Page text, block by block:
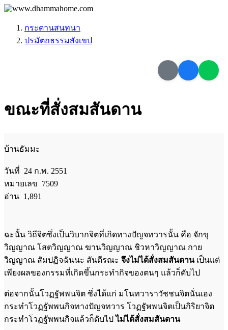
กระดานสนทนา
ปรมัตถธรรมสังเขป
ขณะที่สั่งสมสันดาน
บ้านธัมมะ
วันที่ 24 ก.พ. 2551
หมายเลข 7509
อ่าน 1,891
ฉะนั้น วิถีจิตซึ่งเป็นวิบากจิตที่เกิดทางปัญจทวารนั้น คือ จักขุ
วิญญาณ โสตวิญญาณ ฆานวิญญาณ ชิวหาวิญญาณ กาย
วิญญาณ สัมปฏิจฉันนะ สันตีรณะ จึงไม่ได้สั่งสมสันดานเป็นแต่
เพียงผลของกรรมที่เกิดขึ้นกระทำกิจของตนๆ แล้วก็ดับไป
ต่อจากนั้นโวฏฐัพพนจิต ซึ่งได้แก่ มโนทวาราวัชชนจิตนั่นเอง
กระทำโวฏฐัพพนกิจทางปัญจทวาร โวฏฐัพพนจิตเป็นกิริยาจิต
กระทำโวฏฐัพพนกิจแล้วก็ดับไป ไม่ได้สั่งสมสันดาน